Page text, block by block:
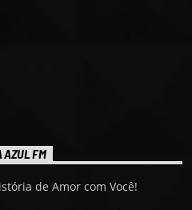
AZUL FM
de Amor com Você!